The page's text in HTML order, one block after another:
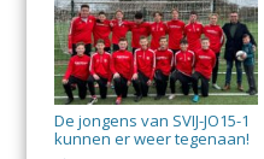
De jongens van SVIJ-JO15-1
kunnen er weer tegenaan!